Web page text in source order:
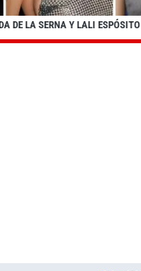
DE LA SERNA Y LALI ESPÓSITO